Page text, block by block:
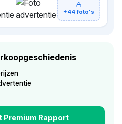
+44 foto's
Premium Rapport